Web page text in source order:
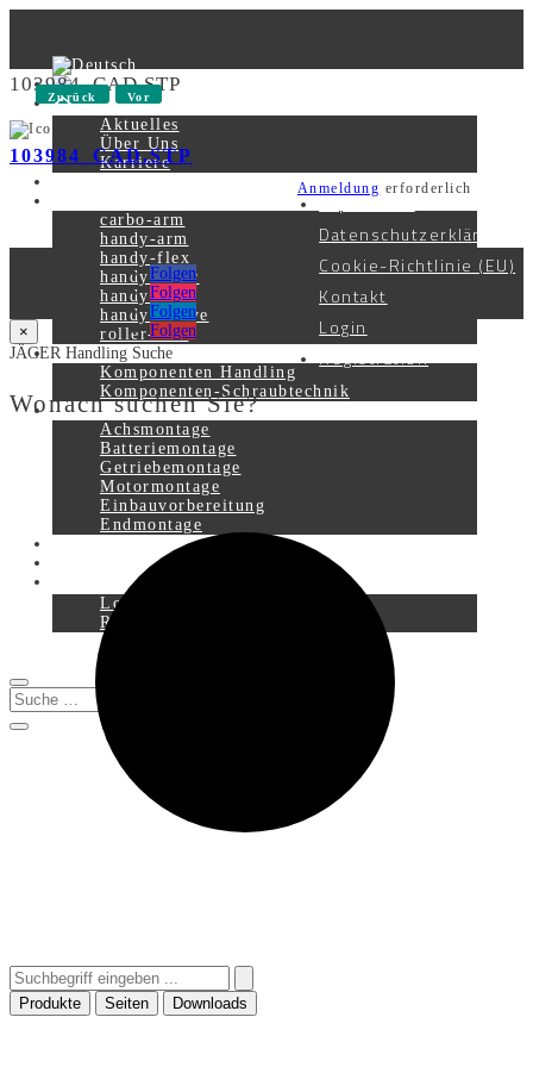
Aktuelles
Über Uns
Karriere
carbo-arm
handy-arm
handy-flex
handy-lever
handy-lift
handy-smove
roller-unit
Komponenten
Komponenten Handling
Komponenten-Schraubtechnik
Systemlösungen
Achsmontage
Batteriemontage
Getriebemontage
Motormontage
Einbauvorbereitung
Endmontage
Login
Registration
103984_CAD.STP
Zurück Vor
103984_CAD.STP
Anmeldung erforderlich
Folgen
Folgen
Folgen
Folgen
Impressum
Datenschutzerklärung
Cookie-Richtlinie (EU)
Kontakt
Login
Registration
×
JÄGER Handling Suche
Wonach suchen Sie?
Produkte Seiten Downloads